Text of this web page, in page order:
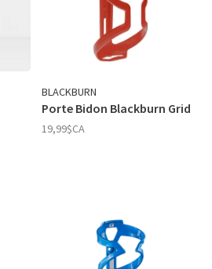
BLACKBURN
Porte Bidon Blackburn Grid
19,99$CA